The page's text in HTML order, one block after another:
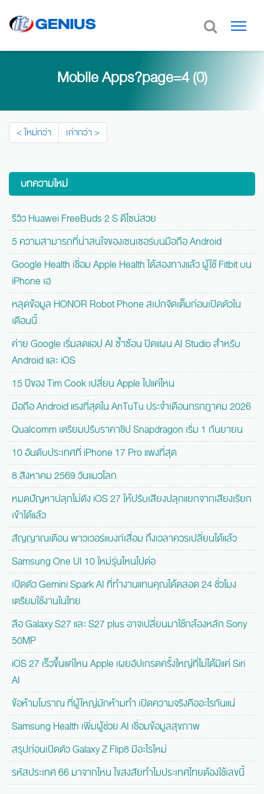
Mobile Apps?page=4 (0)
< ใหม่กว่า เก่ากว่า >
บทความใหม่
รีวิว Huawei FreeBuds 2 S ดีไซน์สวย
5 ความสามารถที่น่าสนใจของเซนเซอร์บนมือถือ Android
Google Health เชื่อม Apple Health ได้สองทางแล้ว ผู้ใช้ Fitbit บน
iPhone เฮ
หลุดข้อมูล HONOR Robot Phone สเปกจัดเต็มก่อนเปิดตัวใน
เดือนนี้
ค่าย Google เริ่มลดแอป AI ซ้ำซ้อน ปิดแผน AI Studio สำหรับ
Android และ iOS
15 ปีของ Tim Cook เปลี่ยน Apple ไปแค่ไหน
มือถือ Android แรงที่สุดใน AnTuTu ประจำเดือนกรกฎาคม 2026
Qualcomm เตรียมปรับราคาชิป Snapdragon เริ่ม 1 กันยายน
10 อันดับประเทศที่ iPhone 17 Pro แพงที่สุด
8 สิงหาคม 2569 วันแมวโลก
หมดปัญหาปลุกไม่ดัง iOS 27 ให้ปรับเสียงปลุกแยกจากเสียงเรียก
เข้าได้แล้ว
สัญญาณเตือน พาวเวอร์แบงก์เสื่อม ถึงเวลาควรเปลี่ยนได้แล้ว
Samsung One UI 10 ใหม่รุ่นไหนไปต่อ
เปิดตัว Gemini Spark AI ที่ทำงานแทนคุณได้ตลอด 24 ชั่วโมง
เตรียมใช้งานในไทย
ลือ Galaxy S27 และ S27 plus อาจเปลี่ยนมาใช้กล้องหลัก Sony
50MP
iOS 27 เร็วขึ้นแค่ไหน Apple เผยอัปเกรดครั้งใหญ่ที่ไม่ได้มีแค่ Siri
AI
ข้อห้ามโบราณ ที่ผู้ใหญ่มักห้ามทำ เปิดความจริงคืออะไรกันแน่
Samsung Health เพิ่มผู้ช่วย AI เชื่อมข้อมูลสุขภาพ
สรุปก่อนเปิดตัว Galaxy Z Flip8 มีอะไรใหม่
รหัสประเทศ 66 มาจากไหน ไขสงสัยทำไมประเทศไทยต้องใช้เลขนี้